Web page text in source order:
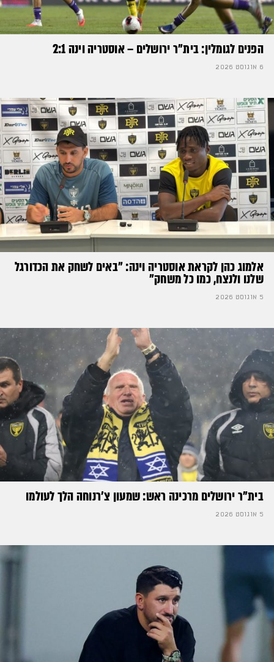
הפנים לגומלין: בית״ר ירושלים – אוסטריה וינה 2:1
6 אוגוסט 2026
אלמוג כהן לקראת אוסטריה וינה: ״באים לשחק את הכדורגל
שלנו ולנצח, כמו כל משחק״
5 אוגוסט 2026
בית"ר ירושלים מרכינה ראש: שמעון צ'רנוחה הלך לעולמו
5 אוגוסט 2026